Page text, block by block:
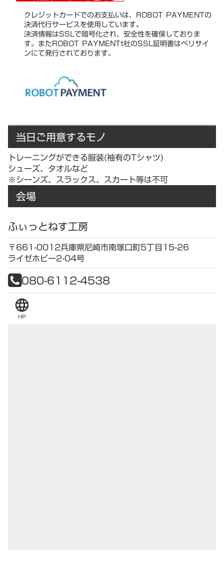
クレジットカードでのお支払いは、ROBOT PAYMENTの
決済代行サービスを使用しています。
決済情報はSSLで暗号化され、安全性を確保しておりま
す。またROBOT PAYMENTt社のSSL証明書はベリサイ
ンにて発行されております。
当日ご用意するモノ
トレーニングができる服装(袖有のTシャツ)
シューズ、タオルなど
※シーンズ、スラックス、スカート等は不可
会場
ふぃっとねす工房
〒661-0012兵庫県尼崎市南塚口町5丁目15-26
ライゼホビー2-04号
080-6112-4538
language
HP